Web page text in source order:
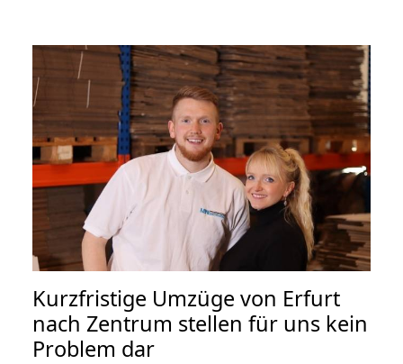
Kurzfristige Umzüge von Erfurt
nach Zentrum stellen für uns kein
Problem dar